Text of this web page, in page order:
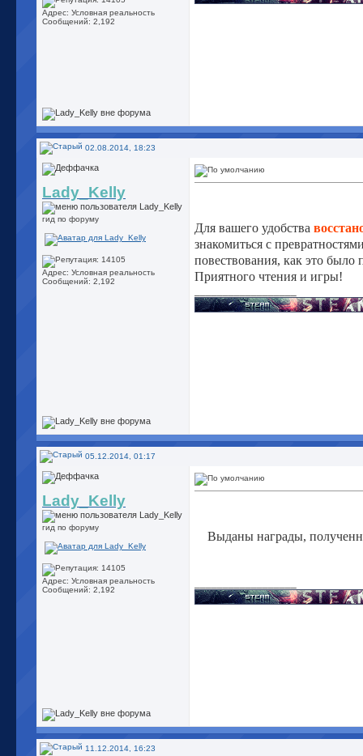
Адрес: Условная реальность
Сообщений: 2,192
02.08.2014, 18:23
Lady_Kelly
гид по форуму
Адрес: Условная реальность
Сообщений: 2,192
Для вашего удобства
знакомиться с
повествования, как это
Приятного чтения и игры!
05.12.2014, 01:17
Lady_Kelly
гид по форуму
Адрес: Условная реальность
Сообщений: 2,192
Выданы награды,
11.12.2014, 16:23